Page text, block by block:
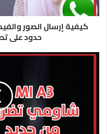
بدون
حدود
كيفية إرسال الصور
حدود على
شاومي